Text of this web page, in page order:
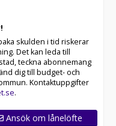
skulden i tid riskerar
Det kan leda till
teckna abonnemang
dig till budget- och
Kontaktuppgifter
.
Ansök om lånelöfte